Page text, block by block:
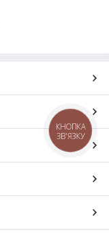
КНОПКА
ЗВ'ЯЗКУ